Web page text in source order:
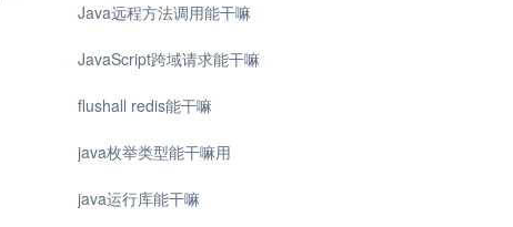
Java远程方法调用能干嘛
JavaScript跨域请求能干嘛
flushall redis能干嘛
java枚举类型能干嘛用
java运行库能干嘛